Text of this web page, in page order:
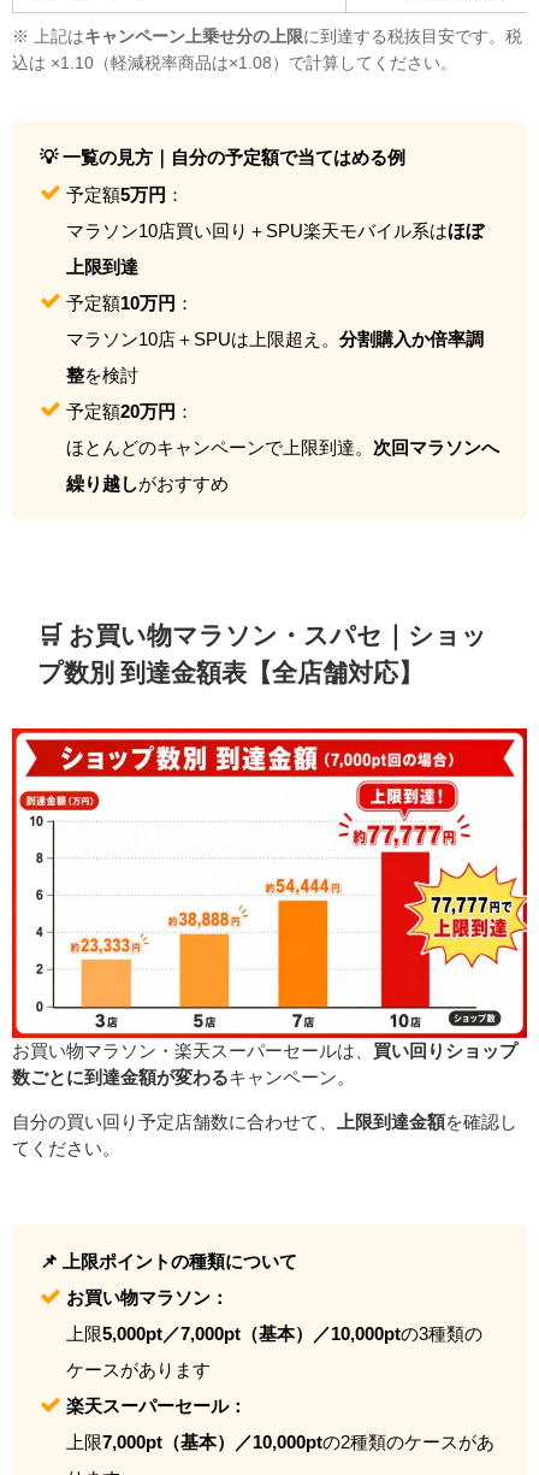
※ 上記はキャンペーン上乗せ分の上限に到達する税抜目安です。税
込は ×1.10（軽減税率商品は×1.08）で計算してください。
💡 一覧の見方｜自分の予定額で当てはめる例
予定額5万円 ：
マラソン10店買い回り＋SPU楽天モバイル系はほぼ
上限到達
予定額10万円 ：
マラソン10店＋SPUは上限超え。 分割購入か倍率調
整を検討
予定額20万円 ：
ほとんどのキャンペーンで上限到達。 次回マラソンへ
繰り越し がおすすめ
🛒 お買い物マラソン・スパセ｜ショッ
プ数別 到達金額表【全店舗対応】
お買い物マラソン・楽天スーパーセールは、 買い回りショップ
数ごとに到達金額が変わるキャンペーン。
自分の買い回り予定店舗数に合わせて、 上限到達金額を確認し
てください。
📌 上限ポイントの種類について
お買い物マラソン：
上限5,000pt／7,000pt（基本）／10,000ptの3種類の
ケースがあります
楽天スーパーセール：
上限7,000pt（基本）／10,000ptの2種類のケースがあ